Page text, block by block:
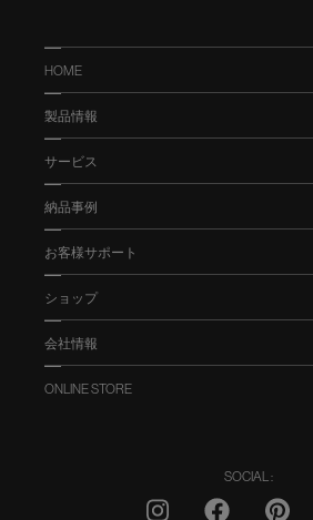
HOME
製品情報
サービス
納品事例
お客様サポート
ショップ
会社情報
ONLINE STORE
SOCIAL :